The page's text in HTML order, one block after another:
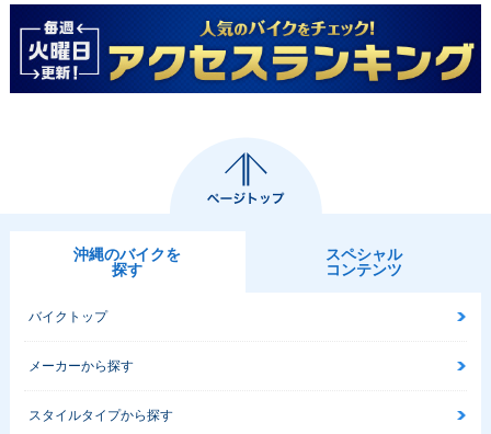
沖縄のバイクを
探す
スペシャル
コンテンツ
バイクトップ
メーカーから探す
スタイルタイプから探す